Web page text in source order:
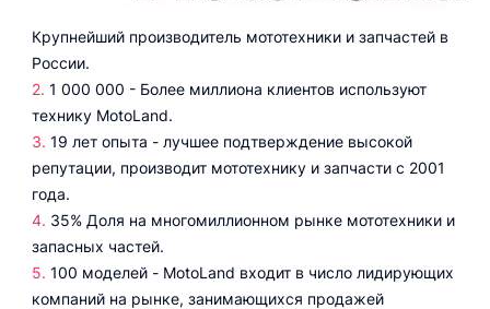
Крупнейший производитель мототехники и запчастей в
России.
1 000 000 - Более миллиона клиентов используют
технику MotoLand.
19 лет опыта - лучшее подтверждение высокой
репутации, производит мототехнику и запчасти с 2001
года.
35% Доля на многомиллионном рынке мототехники и
запасных частей.
100 моделей - MotoLand входит в число лидирующих
компаний на рынке, занимающихся продажей